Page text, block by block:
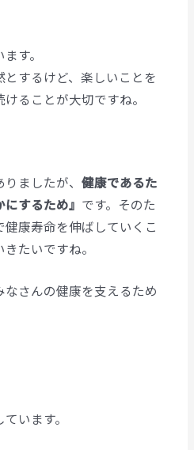
す。
するけど、楽しいことを
ることが大切ですね。
ましたが、 健康であるた
するため』 です。そのた
康寿命を伸ばしていくこ
たいですね。
さんの健康を支えるため
います。